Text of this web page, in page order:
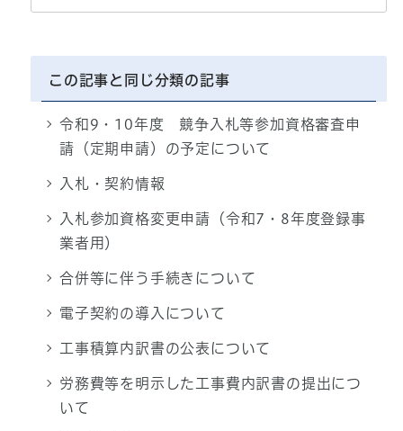
この記事と同じ分類の記事
令和9・10年度 競争入札等参加資格審査申
請（定期申請）の予定について
入札・契約情報
入札参加資格変更申請（令和7・8年度登録事
業者用）
合併等に伴う手続きについて
電子契約の導入について
工事積算内訳書の公表について
労務費等を明示した工事費内訳書の提出につ
いて